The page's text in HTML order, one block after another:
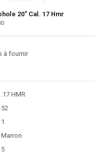
20" Cal. 17 Hmr
à fournir
.17 HMR
52
1
Marron
5